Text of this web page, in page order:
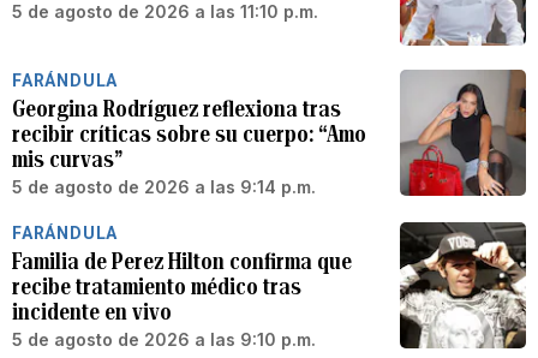
5 de agosto de 2026 a las 11:10 p.m.
FARÁNDULA
Georgina Rodríguez reflexiona tras
recibir críticas sobre su cuerpo: “Amo
mis curvas”
5 de agosto de 2026 a las 9:14 p.m.
FARÁNDULA
Familia de Perez Hilton confirma que
recibe tratamiento médico tras
incidente en vivo
5 de agosto de 2026 a las 9:10 p.m.